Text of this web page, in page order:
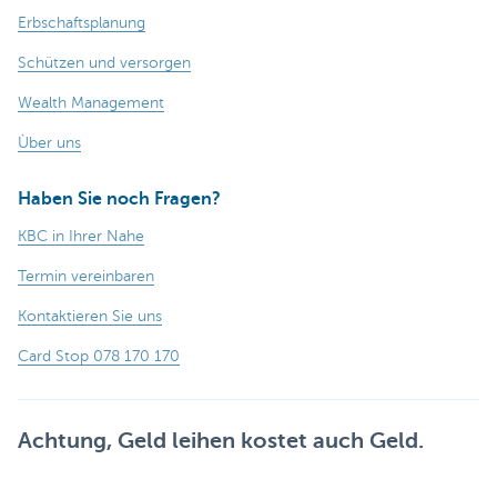
Erbschaftsplanung
Schützen und versorgen
Wealth Management
Ùber uns
Haben Sie noch Fragen?
KBC in Ihrer Nahe
Termin vereinbaren
Kontaktieren Sie uns
Card Stop 078 170 170
Achtung, Geld leihen kostet auch Geld.